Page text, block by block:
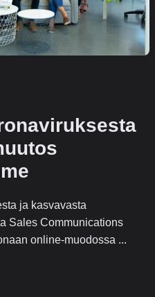
ja kasvavasta
Sales Communications
online-muodossa ...